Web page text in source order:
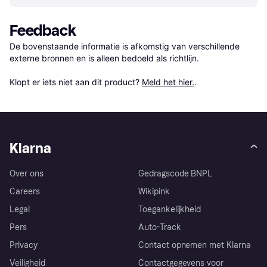
Feedback
De bovenstaande informatie is afkomstig van verschillende
externe bronnen en is alleen bedoeld als richtlijn.
Klopt er iets niet aan dit product? Meld het hier..
Klarna
Over ons
Careers
Legal
Pers
Privacy
Veiligheid
Gedragscode BNPL
Wikipink
Toegankelijkheid
Auto-Track
Contact opnemen met Klarna
Contactgegevens voor